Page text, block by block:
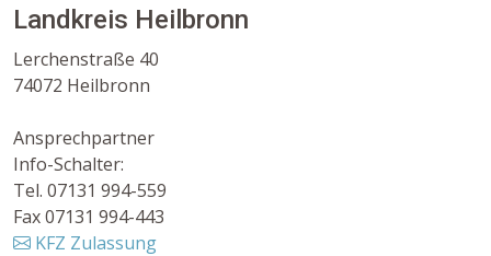
Landkreis Heilbronn
Lerchenstraße 40
74072 Heilbronn
Ansprechpartner
Info-Schalter:
Tel. 07131 994-559
Fax 07131 994-443
KFZ Zulassung